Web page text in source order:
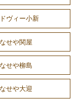
ヴィー小新
せや関屋
せや柳島
せや大迎